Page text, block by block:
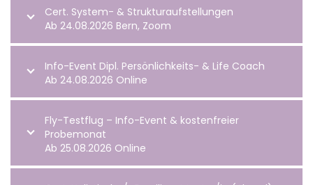
Cert. System- & Strukturaufstellungen
Ab 24.08.2026 Bern, Zoom
Info-Event Dipl. Persönlichkeits- & Life Coach
Ab 24.08.2026 Online
Fly-Testflug – Info-Event & kostenfreier
Probemonat
Ab 25.08.2026 Online